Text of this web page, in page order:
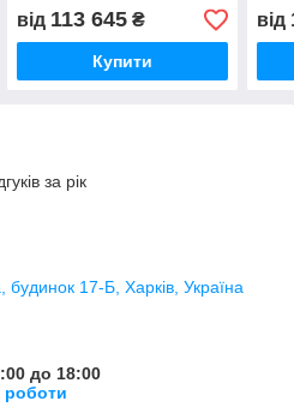
від 113 645₴
Купити
від
за рік
17-Б, Харків, Україна
до 18:00
роботи